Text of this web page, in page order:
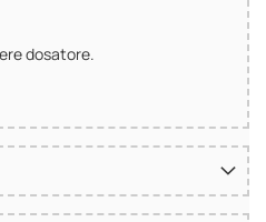
dosatore.